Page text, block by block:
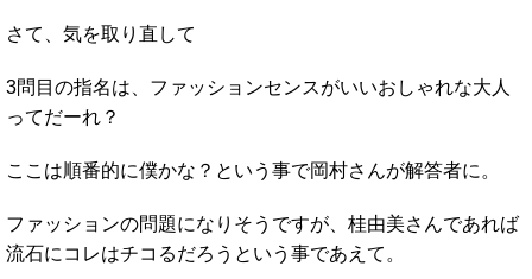
さて、気を取り直して
3問目の指名は、ファッションセンスがいいおしゃれな大人
ってだーれ？
ここは順番的に僕かな？という事で岡村さんが解答者に。
ファッションの問題になりそうですが、桂由美さんであれば
流石にコレはチコるだろうという事であえて。